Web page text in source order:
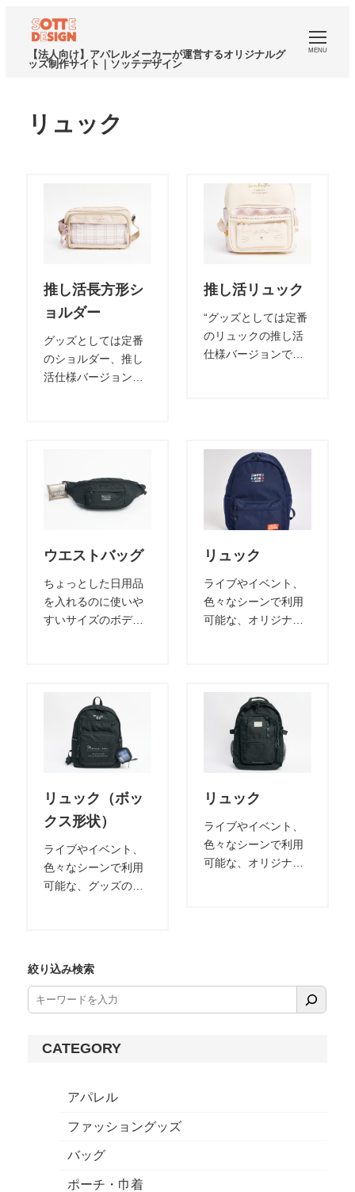
【法人向け】アパレルメーカーが運営するオリジナルグ
ッズ制作サイト｜ソッテデザイン
MENU
リュック
推し活長方形シ
ョルダー
グッズとしては定番
のショルダー、推し
活仕様バージョンで
ントや刺繍、幅広い
技法でのご提案が可
推し活リュック
“グッズとしては定番
のリュックの推し活
仕様バージョンで
ントや刺繍、幅広い
技法でのご提案が可
能です。 “
ウエストバッグ
ちょっとした日用品
を入れるのに使いや
すいサイズのボディ
で別注可能。 オリジ
ナルネームを付けた
り、裏地をオリジナ
ル柄にするだけで
きます。 サイズ変更
なども可能です。
リュック
ライブやイベント、
色々なシーンで利用
可能な、オリジナル
ステルオックスはも
ちろん、こだわりの
素材で別注可能。 表
には刺繍表現やオリ
ジナルネームを付
ジナル柄にするだけ
でも、独自性を演出
できます。 サイズ変
更なども可能です。
リュック（ボッ
クス形状）
ライブやイベント、
色々なシーンで利用
可能な、グッズの幅
はもちろん、こだわ
りの素材で別注可
能。 オリジナルネー
をオリジナル柄にす
イズ変更なども可能
です。”
リュック
ライブやイベント、
色々なシーンで利用
可能な、オリジナル
リジナルネームを付
絞り込み検索
CATEGORY
アパレル
ファッショングッズ
バッグ
ポーチ・巾着